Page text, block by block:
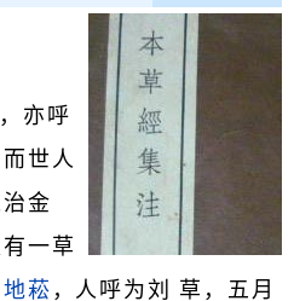
亦呼
世人
金
一草
地菘 ，人呼为刘 草，五月